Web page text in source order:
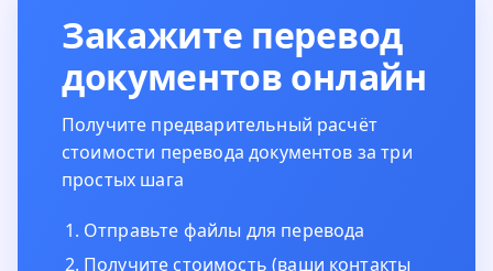
Закажите перевод
документов онлайн
Получите предварительный расчёт
стоимости перевода документов за три
простых шага
Отправьте файлы для перевода
Получите стоимость (ваши контакты